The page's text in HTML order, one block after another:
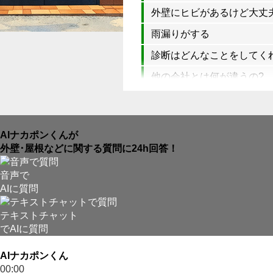
外壁にヒビがあるけど大丈
雨漏りがする
診断はどんなことをしてく
他の会社とは何が違うの?
AIナカポンくんが
外壁･屋根などに関する質問に24h回答！
音声で
AIに質問
テキストチャット
でAIに質問
AIナカポンくん
00:00